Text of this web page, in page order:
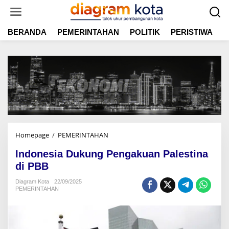
t
BERANDA PEMERINTAHAN POLITIK PERISTIWA
Homepage / PEMERINTAHAN
d
Indonesia Dukung Pengakuan Palestina
di PBB
Diagram Kota
22/09/2025
PEMERINTAHAN